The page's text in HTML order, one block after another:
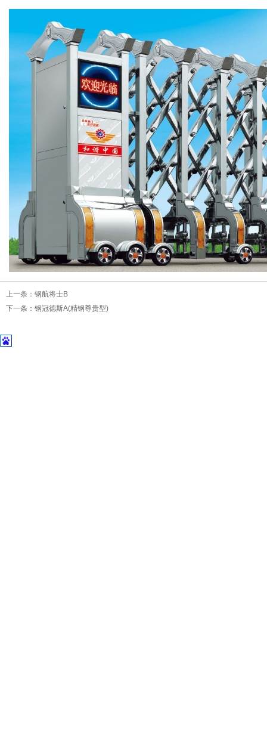
上一条： 钢航将士B
下一条： 钢冠德斯A(精钢尊贵型)